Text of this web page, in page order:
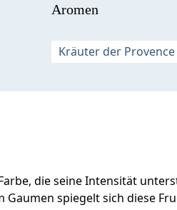
Aromen
Kräuter der Provence
die seine Intensität
spiegelt sich diese